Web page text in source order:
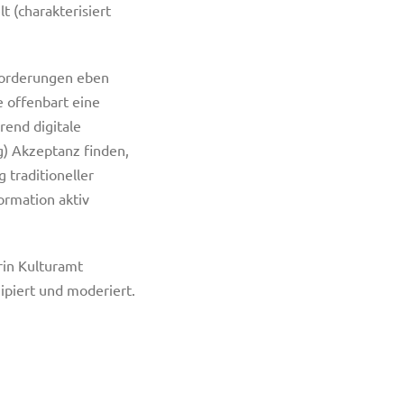
(charakterisiert
eben
offenbart eine
digitale
Akzeptanz finden,
traditioneller
aktiv
Kulturamt
und moderiert.